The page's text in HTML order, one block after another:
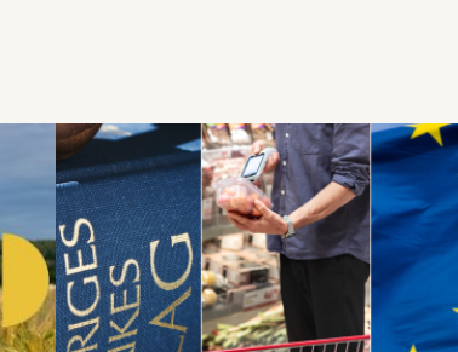
bedömning till medlemsföretagen.